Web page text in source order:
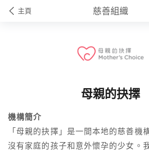
主頁 慈善組織
母親的抉擇
機構簡介
「母親的抉擇」是一間本地的慈善機
沒有家庭的孩子和意外懷孕的少女。